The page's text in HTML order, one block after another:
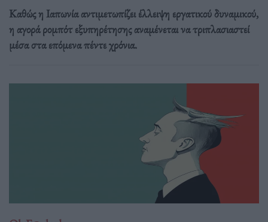
Καθώς η Ιαπωνία αντιμετωπίζει έλλειψη εργατικού δυναμικού,
η αγορά ρομπότ εξυπηρέτησης αναμένεται να τριπλασιαστεί
μέσα στα επόμενα πέντε χρόνια.